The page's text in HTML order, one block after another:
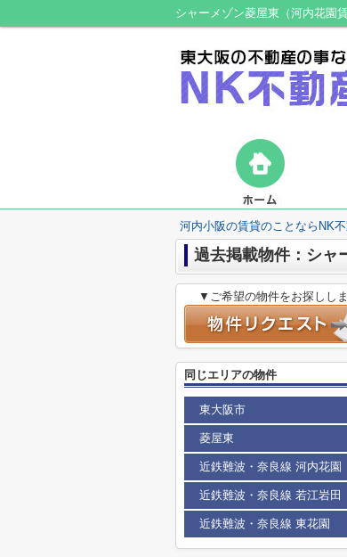
シャーメゾン菱屋東（河内花園
河内小阪の賃貸のことならNK
過去掲載物件：シャ
▼ご希望の物件をお探しし
同じエリアの物件
東大阪市
菱屋東
近鉄難波・奈良線 河内花園
近鉄難波・奈良線 若江岩田
近鉄難波・奈良線 東花園